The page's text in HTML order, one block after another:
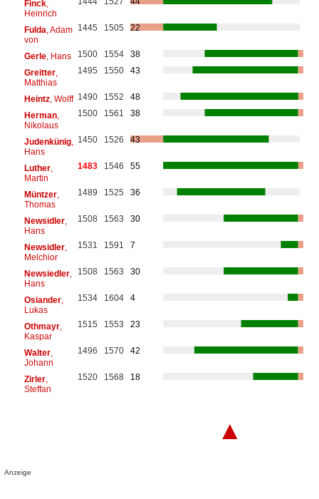
Finck,
Heinrich
Fulda , Adam
von
1445 1505 22
Gerle, Hans 1500 1554
38
Greitter,
Matthias
1495 1550 43
Heintz, Wolff 1490 1552
48
Herman,
Nikolaus
1500 1561 38
Judenkünig,
Hans
1450 1526 43
Luther,
Martin
1483 1546 55
Müntzer,
Thomas
1489 1525 36
Newsidler,
Hans
1508 1563 30
Newsidler,
Melchior
1531 1591 7
Newsiedler,
Hans
1508 1563 30
Osiander,
Lukas
1534 1604 4
Othmayr,
Kaspar
1515 1553 23
Walter,
Johann
1496 1570 42
Zirler,
Steffan
1520 1568 18
▲
Anzeige